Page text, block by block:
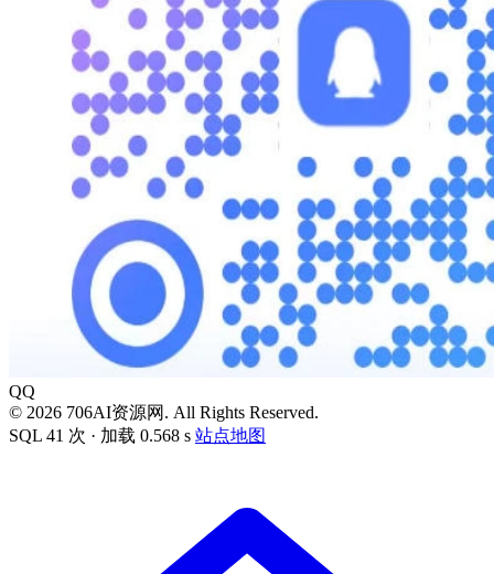
QQ
© 2026 706AI资源网. All Rights Reserved.
SQL 41 次 · 加载 0.568 s 站点地图